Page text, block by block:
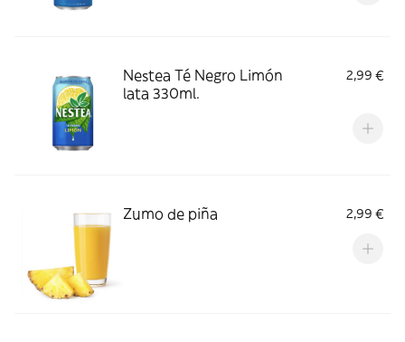
Nestea Té Negro Limón
lata 330ml.
2,99 €
Zumo de piña 2,99 €